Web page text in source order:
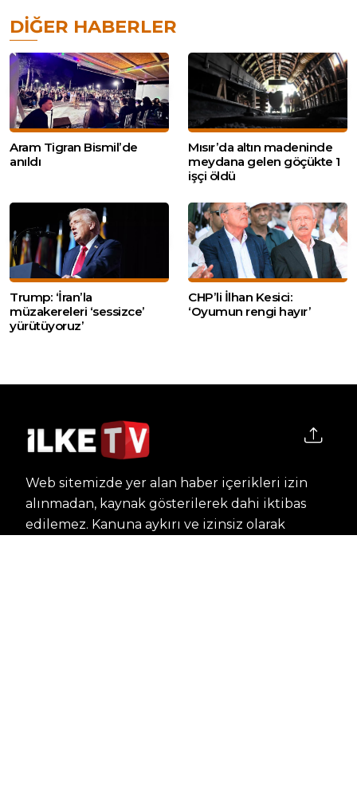
DIĞER HABERLER
Aram Tigran Bismil’de
anıldı
Mısır’da altın madeninde
meydana gelen göçükte 1
işçi öldü
Trump: ‘İran’la
müzakereleri ‘sessizce’
yürütüyoruz’
CHP’li İlhan Kesici:
‘Oyumun rengi hayır’
Web sitemizde yer alan haber içerikleri izin
alınmadan, kaynak gösterilerek dahi iktibas
edilemez. Kanuna aykırı ve izinsiz olarak